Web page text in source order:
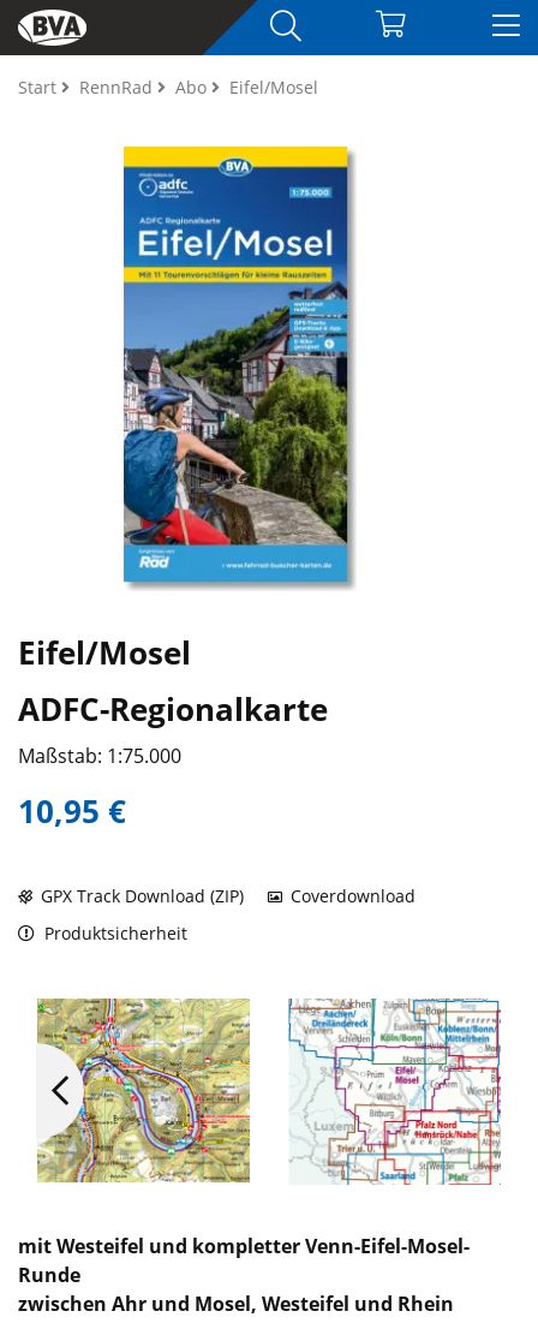
Start RennRad Abo Eifel/Mosel
Eifel/Mosel
ADFC-Regionalkarte
Maßstab: 1:75.000
10,95 €
GPX Track Download (ZIP)
Coverdownload
Produktsicherheit
mit Westeifel und kompletter Venn-Eifel-Mosel-
Runde
zwischen Ahr und Mosel, Westeifel und Rhein